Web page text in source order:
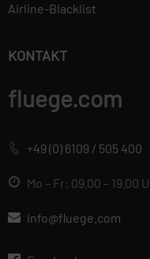
Airline-Blacklist
KONTAKT
fluege.com
+49 (0) 6109 / 505 400
Mo – Fr: 09.00 – 19.00
info@fluege.com